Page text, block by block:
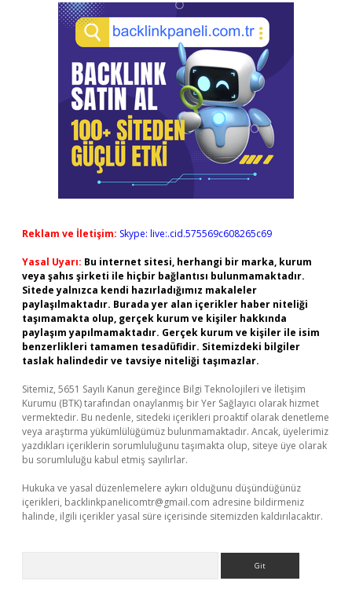
Reklam ve İletişim: Skype: live:.cid.575569c608265c69
Yasal Uyarı: Bu internet sitesi, herhangi bir marka, kurum
veya şahıs şirketi ile hiçbir bağlantısı bulunmamaktadır.
Sitede yalnızca kendi hazırladığımız makaleler
paylaşılmaktadır. Burada yer alan içerikler haber niteliği
taşımamakta olup, gerçek kurum ve kişiler hakkında
paylaşım yapılmamaktadır. Gerçek kurum ve kişiler ile isim
benzerlikleri tamamen tesadüfidir. Sitemizdeki bilgiler
taslak halindedir ve tavsiye niteliği taşımazlar.
Sitemiz, 5651 Sayılı Kanun gereğince Bilgi Teknolojileri ve İletişim
Kurumu (BTK) tarafından onaylanmış bir Yer Sağlayıcı olarak hizmet
vermektedir. Bu nedenle, sitedeki içerikleri proaktif olarak denetleme
veya araştırma yükümlülüğümüz bulunmamaktadır. Ancak, üyelerimiz
yazdıkları içeriklerin sorumluluğunu taşımakta olup, siteye üye olarak
bu sorumluluğu kabul etmiş sayılırlar.
Hukuka ve yasal düzenlemelere aykırı olduğunu düşündüğünüz
içerikleri, backlinkpanelicomtr@gmail.com adresine bildirmeniz
halinde, ilgili içerikler yasal süre içerisinde sitemizden kaldırılacaktır.